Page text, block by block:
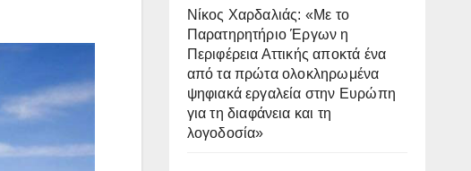
Νίκος Χαρδαλιάς: «Με το
Παρατηρητήριο Έργων η
Περιφέρεια Αττικής αποκτά ένα
από τα πρώτα ολοκληρωμένα
ψηφιακά εργαλεία στην Ευρώπη
για τη διαφάνεια και τη
λογοδοσία»